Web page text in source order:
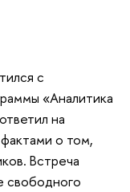
с
«Аналитика
на
о том,
Встреча
свободного